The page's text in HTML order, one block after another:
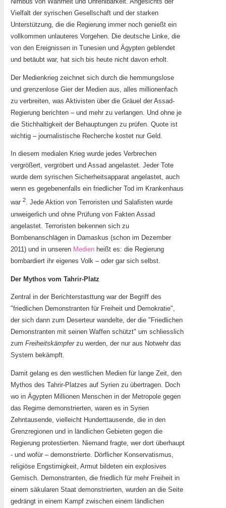
Vielfalt der syrischen Gesellschaft und der starken
Unterstützung, die die Regierung immer noch genießt ein
vollkommen unlauteres Vorgehen. Die deutsche Linke, die
von den Ereignissen in Tunesien und Ägypten geblendet
und betäubt war, hat sich bis heute nicht davon erholt.
Der Medienkrieg zeichnet sich durch die hemmungslose
und grenzenlose Gier der Medien aus, alles millionenfach
zu verbreiten, was Aktivisten über die Gräuel der Assad-
Regierung berichten – und mehr zu verlangen. Und ohne je
die Stichhaltigkeit der Behauptungen zu prüfen. Quote ist
wichtig – journalistische Recherche kostet nur Geld.
In diesem medialen Krieg wurde jedes Verbrechen
vergrößert, vergröbert und Assad angelastet. Jeder Tote
wurde dem syrischen Sicherheitsapparat angelastet, auch
wenn es gegebenenfalls ein friedlicher Tod im Krankenhaus
war 2. Jede Aktion von Terroristen und Salafisten wurde
unweigerlich und ohne Prüfung von Fakten Assad
angelastet. Terroristen bekennen sich zu
Bombenanschlägen in Damaskus (schon im Dezember
2011) und in unseren Medienheißt es: die Regierung
bombardiert ihr eigenes Volk – oder gar sich selbst.
Der Mythos vom Tahrir-Platz
Zentral in der Berichterstasttung war der Begriff des
"friedlichen Demonstranten für Freiheit und Demokratie",
der sich dann zum Deserteur wandelte, der die "Friedlichen
Demonstranten mit seinen Waffen schützt" um schliesslich
zum Freiheitskämpferzu werden, der nur aus Notwehr das
System bekämpft.
Damit gelang es den westlichen Medien für lange Zeit, den
Mythos des Tahrir-Platzes auf Syrien zu übertragen. Doch
wo in Ägypten Millionen Menschen in der Metropole gegen
das Regime demonstrierten, waren es in Syrien
Zehntausende, vielleicht Hunderttausende, die in den
Grenzregionen und in ländlichen Gebieten gegen die
Regierung protestierten. Niemand fragte, wer dort überhaupt
- und wofür – demonstrierte. Dörflicher Konservatismus,
religiöse Engstirnigkeit, Armut bildeten ein explosives
Gemisch. Demonstranten, die friedlich für mehr Freiheit in
einem säkularen Staat demonstrierten, wurden an die Seite
gedrängt in einem Kampf zwischen einem ländlichen